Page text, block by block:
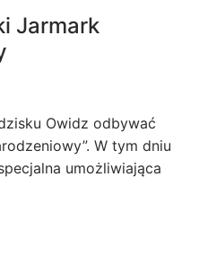
Jarmark
Owidz odbywać
W tym dniu
umożliwiająca